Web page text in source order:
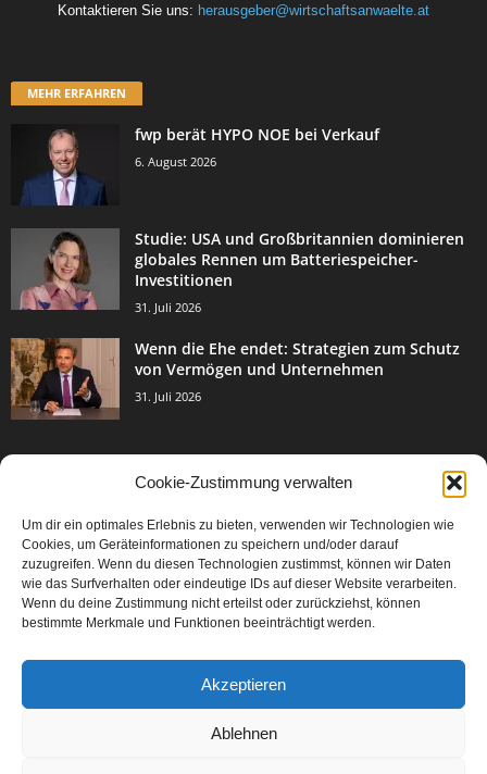
Cookie-Zustimmung verwalten
Um dir ein optimales Erlebnis zu bieten, verwenden wir Technologien wie
Cookies, um Geräteinformationen zu speichern und/oder darauf
zuzugreifen. Wenn du diesen Technologien zustimmst, können wir Daten
wie das Surfverhalten oder eindeutige IDs auf dieser Website verarbeiten.
Wenn du deine Zustimmung nicht erteilst oder zurückziehst, können
bestimmte Merkmale und Funktionen beeinträchtigt werden.
Akzeptieren
Ablehnen
Kontaktieren Sie uns: herausgeber@wirtschaftsanwaelte.at
MEHR ERFAHREN
fwp berät HYPO NOE bei Verkauf
6. August 2026
Studie: USA und Großbritannien dominieren
globales Rennen um Batteriespeicher-
Investitionen
31. Juli 2026
Wenn die Ehe endet: Strategien zum Schutz
von Vermögen und Unternehmen
31. Juli 2026
Events & Success 3003
Breaking News 2067
Aktuelles
Featured Article
Karriere 567